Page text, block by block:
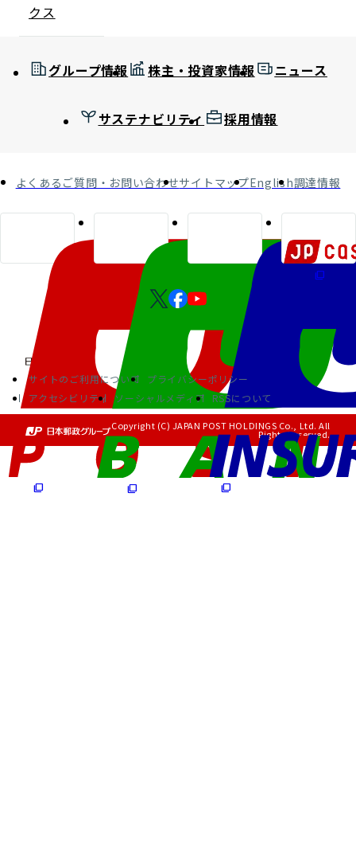
クス
グループ情報 株主・投資家情報 ニュース
サステナビリティ 採用情報
よくあるご質問・お問い合わせサイトマップEnglish調達情報
サイトのご利用について
プライバシーポリシー
アクセシビリティ
ソーシャルメディア RSSについて
Copyright (C) JAPAN POST HOLDINGS Co., Ltd. All
Rights Reserved.